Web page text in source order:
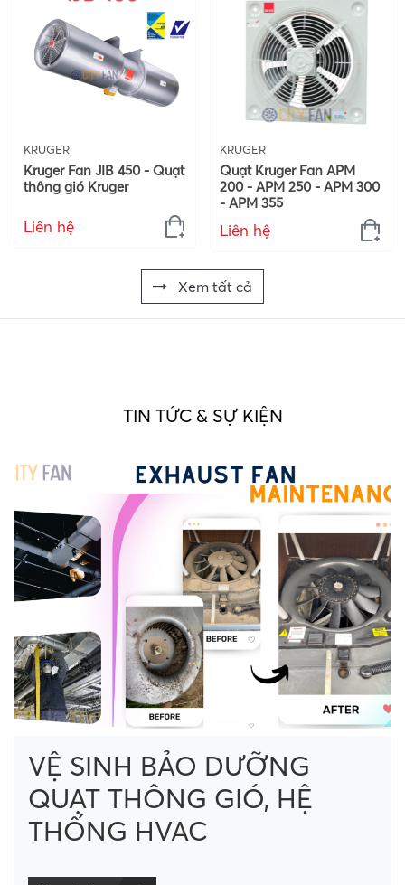
KRUGER
Kruger Fan JIB 450 - Quạt
thông gió Kruger
Liên hệ
KRUGER
Quạt Kruger Fan APM
200 - APM 250 - APM 300
- APM 355
Liên hệ
Xem tất cả
TIN TỨC & SỰ KIỆN
VỆ SINH BẢO DƯỠNG
QUẠT THÔNG GIÓ, HỆ
THỐNG HVAC